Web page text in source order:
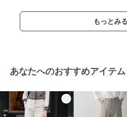
式・二次会/セレ
もっとみる
あなたへのおすすめアイテム